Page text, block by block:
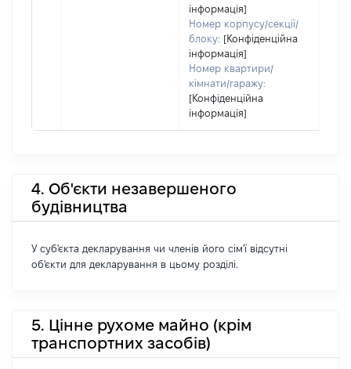
інформація]
Номер корпусу/секції/
блоку: [Конфіденційна
інформація]
Номер квартири/
кімнати/гаражу:
[Конфіденційна
інформація]
4. Об'єкти незавершеного
будівництва
У суб'єкта декларування чи членів його сім'ї відсутні
об'єкти для декларування в цьому розділі.
5. Цінне рухоме майно (крім
транспортних засобів)